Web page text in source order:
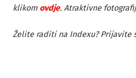
klikom ovdje. Atraktivne
Želite raditi na Indexu? Prijavite